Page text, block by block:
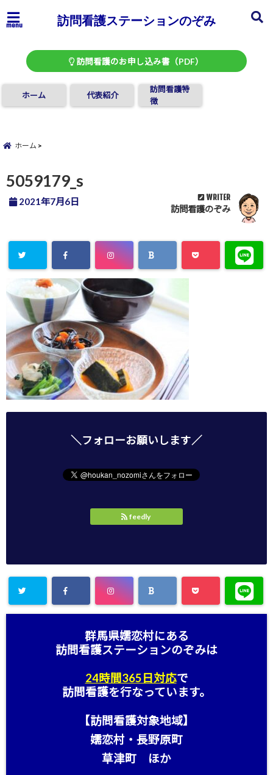
menu 訪問看護ステーションのぞみ
訪問看護のお申し込み書（PDF）
ホーム 代表紹介
訪問看護特
徴
ホーム
5059179_s
2021年7月6日 WRITER
訪問看護のぞみ
＼フォローお願いします／
feedly
群馬県嬬恋村にある
訪問看護ステーションのぞみは
24時間365日対応で
訪問看護を行なっています。
【訪問看護対象地域】
嬬恋村・長野原町
草津町 ほか